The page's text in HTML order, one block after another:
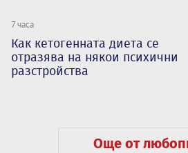
7 часа
Как кетогенната диета се
отразява на някои психични
разстройства
Още от